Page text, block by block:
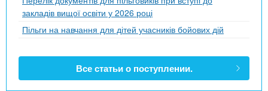
закладів вищої освіти у 2026 році
Пільги на навчання для дітей учасників бойових дій
Все статьи о поступлении.